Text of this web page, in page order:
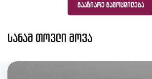
ᲒᲐᲐᲖᲘᲐᲠᲔ ᲒᲐᲛᲝᲪᲓᲘᲚᲔᲑᲐ
სანამ თოვლი მოვა